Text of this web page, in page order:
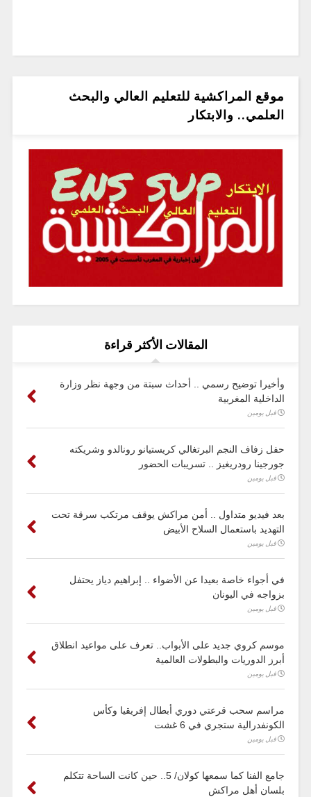
موقع المراكشية للتعليم العالي والبحث
العلمي.. والابتكار
المقالات الأكثر قراءة
وأخيرا توضيح رسمي .. أحداث سبتة من وجهة نظر وزارة
الداخلية المغربية
قبل يومين
حفل زفاف النجم البرتغالي كريستيانو رونالدو وشريكته
جورجينا رودريغيز .. تسريبات الحضور
قبل يومين
بعد فيديو متداول .. أمن مراكش يوقف مرتكب سرقة تحت
التهديد باستعمال السلاح الأبيض
قبل يومين
في أجواء خاصة بعيدا عن الأضواء .. إبراهيم دياز يحتفل
بزواجه في اليونان
قبل يومين
موسم كروي جديد على الأبواب.. تعرف على مواعيد انطلاق
أبرز الدوريات والبطولات العالمية
قبل يومين
مراسم سحب قرعتي دوري أبطال إفريقيا وكأس
الكونفدرالية ستجري في 6 غشت
قبل يومين
جامع الفنا كما سمعها كولان/ 5.. حين كانت الساحة تتكلم
بلسان أهل مراكش